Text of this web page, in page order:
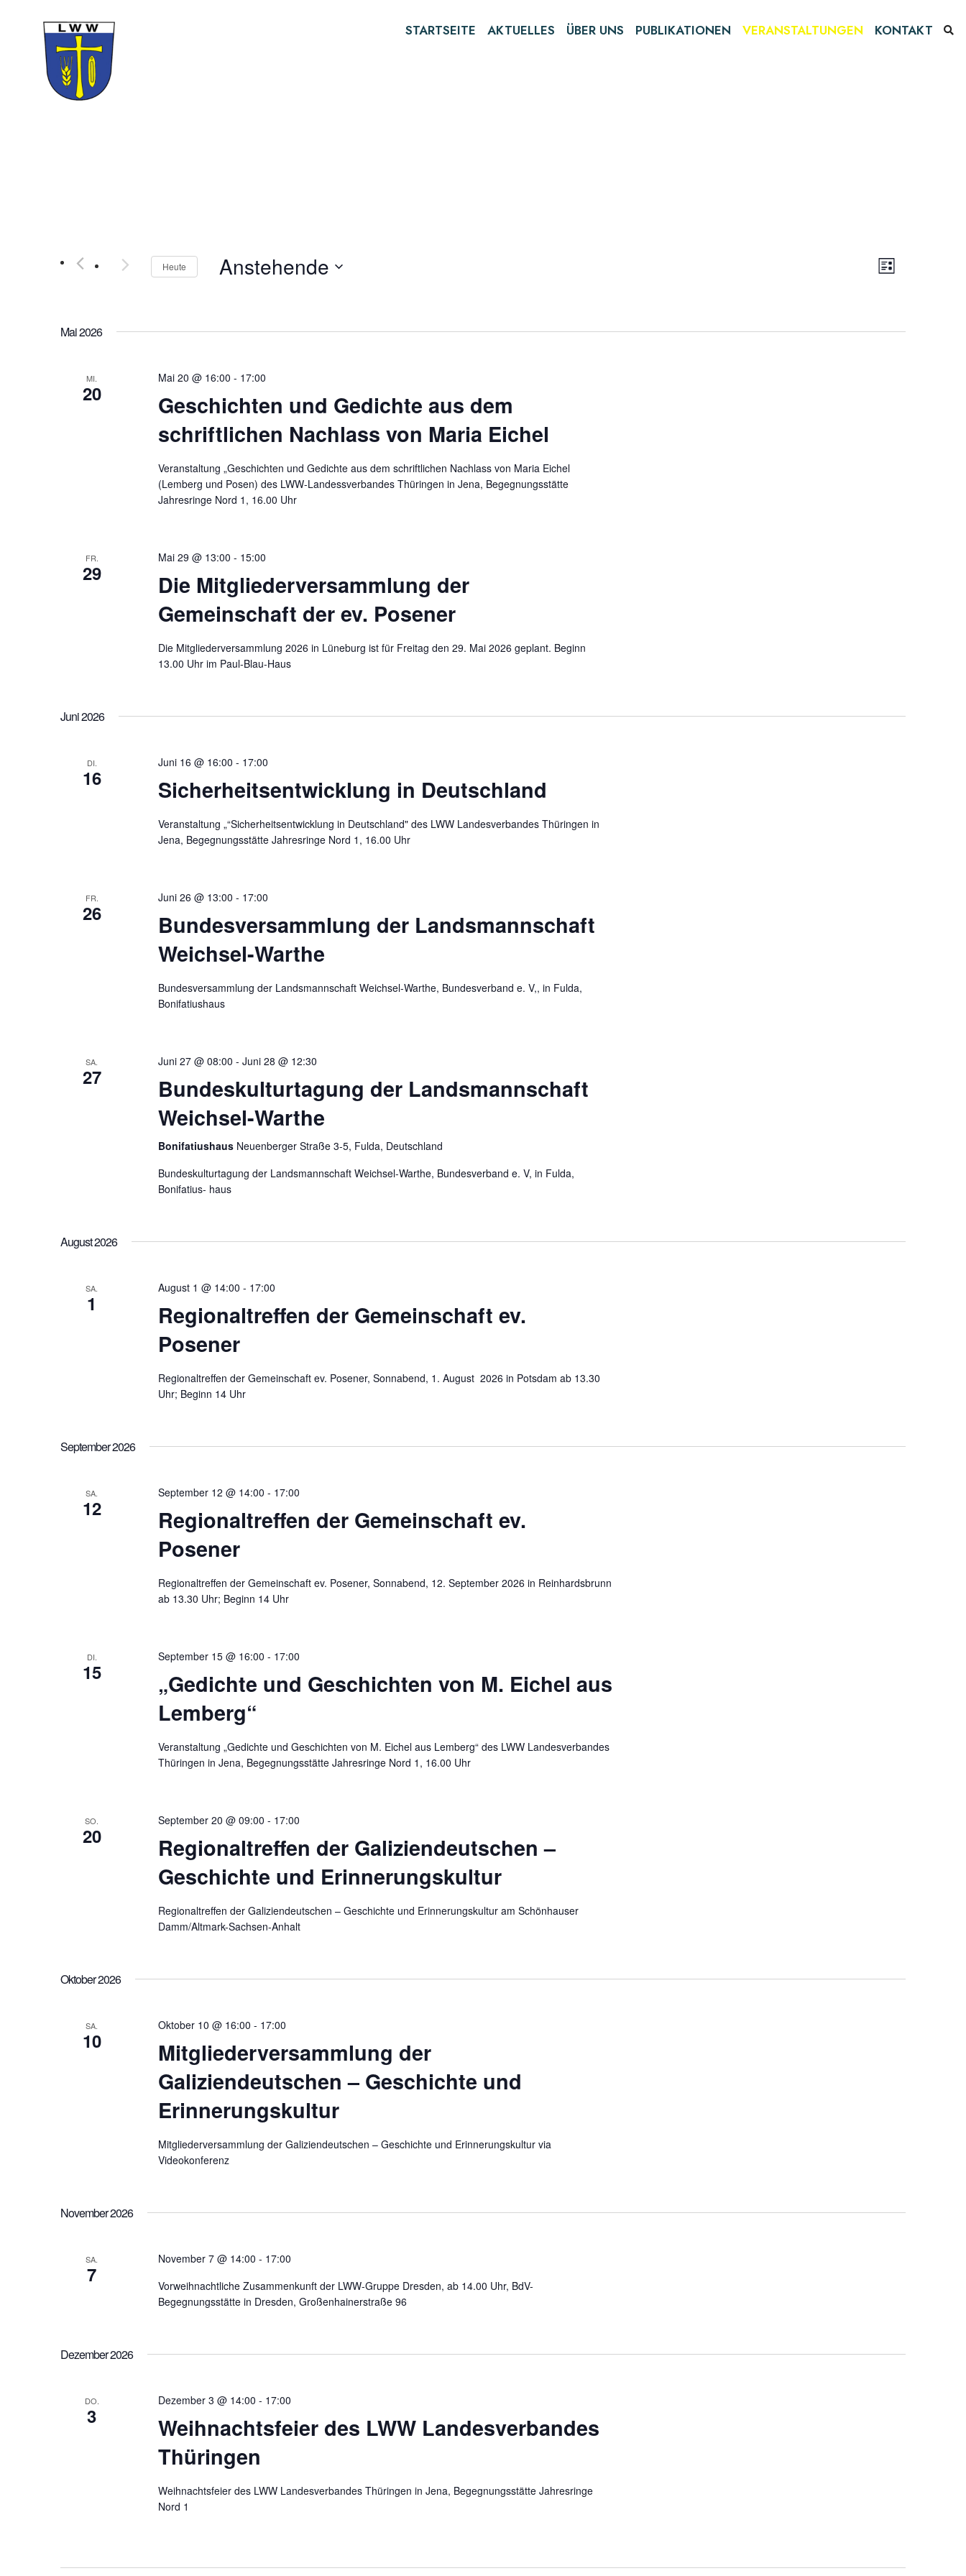
STARTSEITE AKTUELLES ÜBER UNS PUBLIKATIONEN VERANSTALTUNGEN KONTAKT
Liste
Heute Anstehende
Mai 2026
MI.
20
Mai 20 @ 16:00 - 17:00
Geschichten und Gedichte aus dem
schriftlichen Nachlass von Maria Eichel
Veranstaltung „Geschichten und Gedichte aus dem schriftlichen Nachlass von Maria Eichel
(Lemberg und Posen) des LWW-Landessverbandes Thüringen in Jena, Begegnungsstätte
Jahresringe Nord 1, 16.00 Uhr
FR.
29
Mai 29 @ 13:00 - 15:00
Die Mitgliederversammlung der
Gemeinschaft der ev. Posener
Die Mitgliederversammlung 2026 in Lüneburg ist für Freitag den 29. Mai 2026 geplant. Beginn
13.00 Uhr im Paul-Blau-Haus
Juni 2026
DI.
16
Juni 16 @ 16:00 - 17:00
Sicherheitsentwicklung in Deutschland
Veranstaltung „“Sicherheitsentwicklung in Deutschland" des LWW Landesverbandes Thüringen in
Jena, Begegnungsstätte Jahresringe Nord 1, 16.00 Uhr
FR.
26
Juni 26 @ 13:00 - 17:00
Bundesversammlung der Landsmannschaft
Weichsel-Warthe
Bundesversammlung der Landsmannschaft Weichsel-Warthe, Bundesverband e. V,, in Fulda,
Bonifatiushaus
SA.
27
Juni 27 @ 08:00 - Juni 28 @ 12:30
Bundeskulturtagung der Landsmannschaft
Weichsel-Warthe
Bonifatiushaus Neuenberger Straße 3-5, Fulda, Deutschland
Bundeskulturtagung der Landsmannschaft Weichsel-Warthe, Bundesverband e. V, in Fulda,
Bonifatius- haus
August 2026
SA.
1
August 1 @ 14:00 - 17:00
Regionaltreffen der Gemeinschaft ev.
Posener
Regionaltreffen der Gemeinschaft ev. Posener, Sonnabend, 1. August 2026 in Potsdam ab 13.30
Uhr; Beginn 14 Uhr
September 2026
SA.
12
September 12 @ 14:00 - 17:00
Regionaltreffen der Gemeinschaft ev.
Posener
Regionaltreffen der Gemeinschaft ev. Posener, Sonnabend, 12. September 2026 in Reinhardsbrunn
ab 13.30 Uhr; Beginn 14 Uhr
DI.
15
September 15 @ 16:00 - 17:00
„Gedichte und Geschichten von M. Eichel aus
Lemberg“
Veranstaltung „Gedichte und Geschichten von M. Eichel aus Lemberg“ des LWW Landesverbandes
Thüringen in Jena, Begegnungsstätte Jahresringe Nord 1, 16.00 Uhr
SO.
20
September 20 @ 09:00 - 17:00
Regionaltreffen der Galiziendeutschen –
Geschichte und Erinnerungskultur
Regionaltreffen der Galiziendeutschen – Geschichte und Erinnerungskultur am Schönhauser
Damm/Altmark-Sachsen-Anhalt
Oktober 2026
SA.
10
Oktober 10 @ 16:00 - 17:00
Mitgliederversammlung der
Galiziendeutschen – Geschichte und
Erinnerungskultur
Mitgliederversammlung der Galiziendeutschen – Geschichte und Erinnerungskultur via
Videokonferenz
November 2026
SA.
7
November 7 @ 14:00 - 17:00
Vorweihnachtliche Zusammenkunft der LWW-Gruppe Dresden, ab 14.00 Uhr, BdV-
Begegnungsstätte in Dresden, Großenhainerstraße 96
Dezember 2026
DO.
3
Dezember 3 @ 14:00 - 17:00
Weihnachtsfeier des LWW Landesverbandes
Thüringen
Weihnachtsfeier des LWW Landesverbandes Thüringen in Jena, Begegnungsstätte Jahresringe
Nord 1